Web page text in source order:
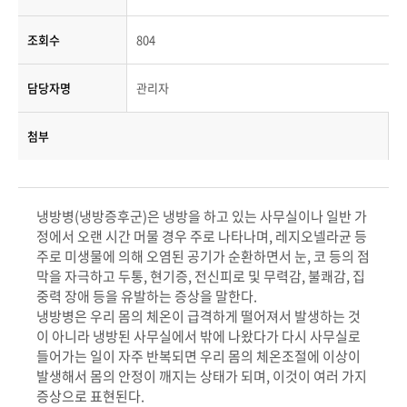
조회수 804
담당자명 관리자
첨부
냉방병(냉방증후군)은 냉방을 하고 있는 사무실이나 일반 가
정에서 오랜 시간 머물 경우 주로 나타나며, 레지오넬라균 등
주로 미생물에 의해 오염된 공기가 순환하면서 눈, 코 등의 점
막을 자극하고 두통, 현기증, 전신피로 및 무력감, 불쾌감, 집
중력 장애 등을 유발하는 증상을 말한다.
냉방병은 우리 몸의 체온이 급격하게 떨어져서 발생하는 것
이 아니라 냉방된 사무실에서 밖에 나왔다가 다시 사무실로
들어가는 일이 자주 반복되면 우리 몸의 체온조절에 이상이
발생해서 몸의 안정이 깨지는 상태가 되며, 이것이 여러 가지
증상으로 표현된다.